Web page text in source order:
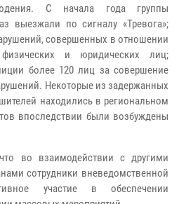
С начала года группы
выезжали по сигналу «Тревога»;
совершенных в отношении
и юридических лиц;
более 120 лиц за совершение
Некоторые из задержанных
находились в региональном
впоследствии были возбуждены
во взаимодействии с другими
сотрудники вневедомственной
участие в обеспечении